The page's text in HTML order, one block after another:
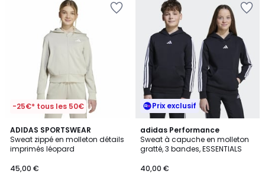
-25€* tous les 50€
ADIDAS SPORTSWEAR
Sweat zippé en molleton détails
imprimés léopard
45,00 €
Prix exclusif
adidas Performance
Sweat à capuche en molleton
gratté, 3 bandes, ESSENTIALS
40,00 €
4
/
5